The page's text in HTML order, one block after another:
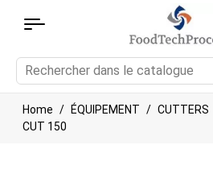
Home ÉQUIPEMENT CUTTERS
CUT 150